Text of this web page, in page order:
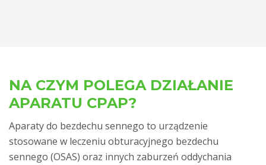
NA CZYM POLEGA DZIAŁANIE
APARATU CPAP?
Aparaty do bezdechu sennego to urządzenie
stosowane w leczeniu obturacyjnego bezdechu
sennego (OSAS) oraz innych zaburzeń oddychania